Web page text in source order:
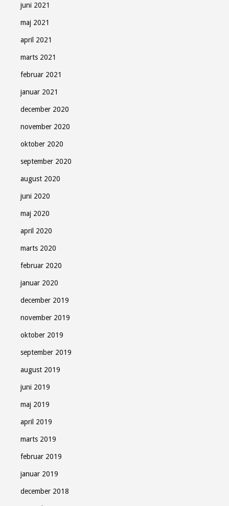
juni 2021
maj 2021
april 2021
marts 2021
februar 2021
januar 2021
december 2020
november 2020
oktober 2020
september 2020
august 2020
juni 2020
maj 2020
april 2020
marts 2020
februar 2020
januar 2020
december 2019
november 2019
oktober 2019
september 2019
august 2019
juni 2019
maj 2019
april 2019
marts 2019
februar 2019
januar 2019
december 2018